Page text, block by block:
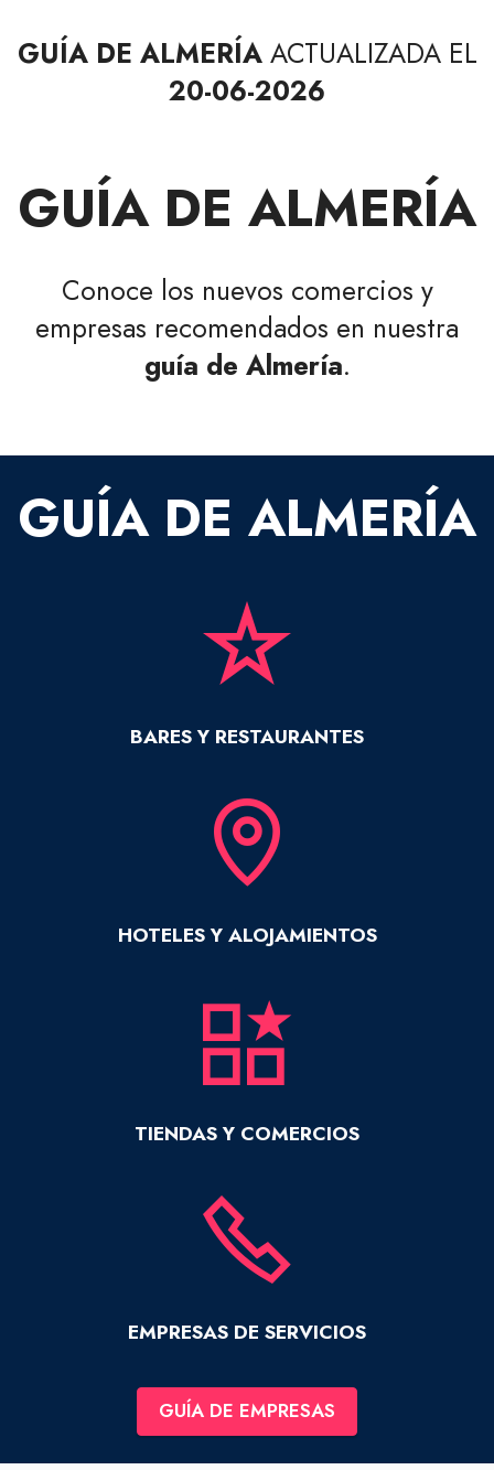
GUÍA DE ALMERÍAACTUALIZADA EL
20-06-2026
GUÍA DE ALMERÍA
Conoce los nuevos comercios y
empresas recomendados en nuestra
guía de Almería.
GUÍA DE ALMERÍA
BARES Y RESTAURANTES
HOTELES Y ALOJAMIENTOS
TIENDAS Y COMERCIOS
EMPRESAS DE SERVICIOS
GUÍA DE EMPRESAS